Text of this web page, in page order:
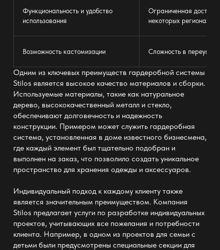
Функциональность и удобство
использования
Ограниченная
некоторых регионах
Возможность кастомизации Сложность в
Одним из ключевых преимуществ гардеробной системы
Stilos является высокое качество материалов и сборки.
Используемые материалы, такие как натуральное
дерево, высококачественный металл и стекло,
обеспечивают долговечность и надежность
конструкции. Примером может служить гардеробная
система, установленная в доме известного бизнесмена,
где каждый элемент был тщательно подобран и
выполнен на заказ, что позволило создать уникальное
пространство для хранения одежды и аксессуаров.
Индивидуальный подход к каждому клиенту также
является значительным преимуществом. Компания
Stilos предлагает услуги по разработке индивидуальных
проектов, учитывающих все пожелания и потребности
клиента. Например, в одном из проектов для семьи с
детьми были предусмотрены специальные секции для